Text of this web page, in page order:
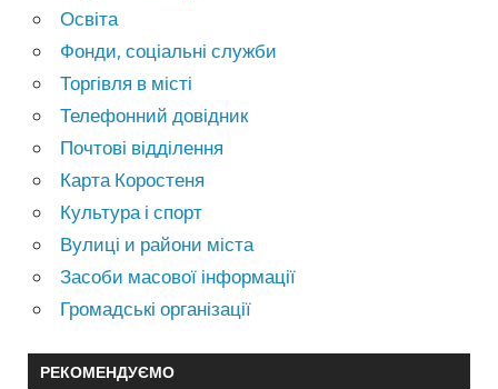
Освіта
Фонди, соціальні служби
Торгівля в місті
Телефонний довідник
Почтові відділення
Карта Коростеня
Культура і спорт
Вулиці и райони міста
Засоби масової інформації
Громадські організації
РЕКОМЕНДУЄМО